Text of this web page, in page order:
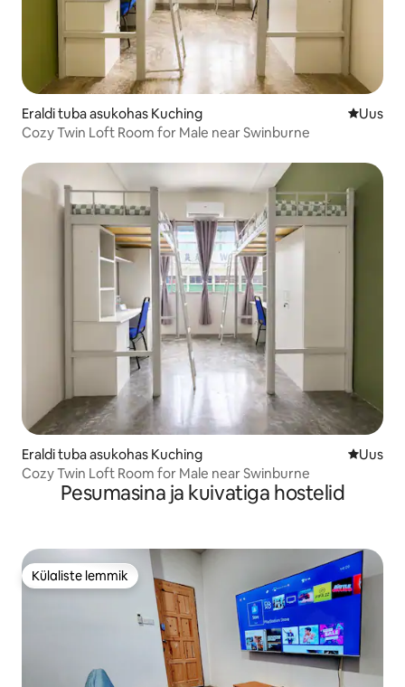
Eraldi tuba asukohas Kuching Uus
Uus
Cozy Twin Loft Room for Male near Swinburne
Eraldi tuba asukohas Kuching Uus
Uus
Cozy Twin Loft Room for Male near Swinburne
Pesumasina ja kuivatiga hostelid
Külaliste lemmik
Külaliste lemmik